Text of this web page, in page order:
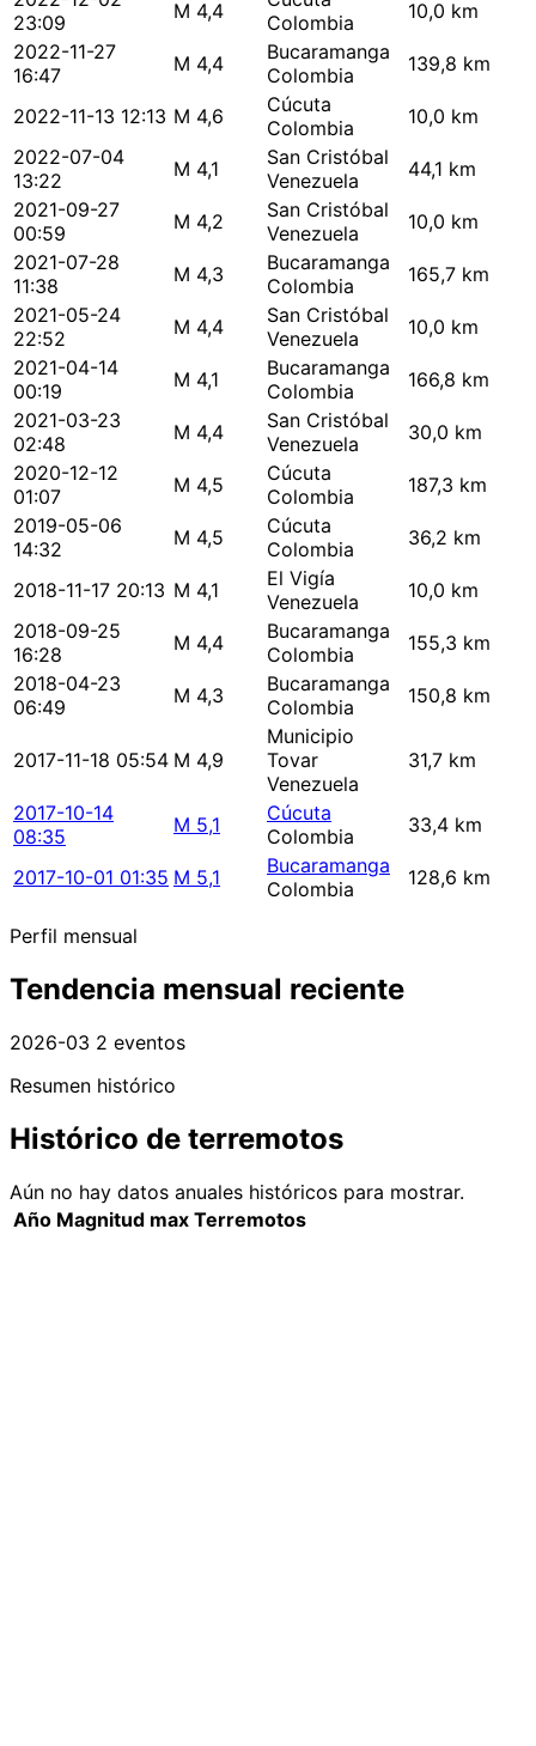
23:09
M 4,4
Colombia
10,0 km
2022-11-27
16:47
M 4,4
Bucaramanga
Colombia
139,8 km
2022-11-13 12:13 M 4,6
Cúcuta
Colombia
10,0 km
2022-07-04
13:22
M 4,1
San Cristóbal
Venezuela
44,1 km
2021-09-27
00:59
M 4,2
San Cristóbal
Venezuela
10,0 km
2021-07-28
11:38
M 4,3
Bucaramanga
Colombia
165,7 km
2021-05-24
22:52
M 4,4
San Cristóbal
Venezuela
10,0 km
2021-04-14
00:19
M 4,1
Bucaramanga
Colombia
166,8 km
2021-03-23
02:48
M 4,4
San Cristóbal
Venezuela
30,0 km
2020-12-12
01:07
M 4,5
Cúcuta
Colombia
187,3 km
2019-05-06
14:32
M 4,5
Cúcuta
Colombia
36,2 km
2018-11-17 20:13 M 4,1
El Vigía
Venezuela
10,0 km
2018-09-25
16:28
M 4,4
Bucaramanga
Colombia
155,3 km
2018-04-23
06:49
M 4,3
Bucaramanga
Colombia
150,8 km
2017-11-18 05:54 M 4,9
Municipio
Tovar
Venezuela
31,7 km
2017-10-14
08:35
M 5,1
Cúcuta
Colombia
33,4 km
2017-10-01 01:35 M 5,1
Bucaramanga
Colombia
128,6 km
Perfil mensual
Tendencia mensual reciente
2026-03 2 eventos
Resumen histórico
Histórico de terremotos
Aún no hay datos anuales históricos para mostrar.
Año Magnitud max Terremotos